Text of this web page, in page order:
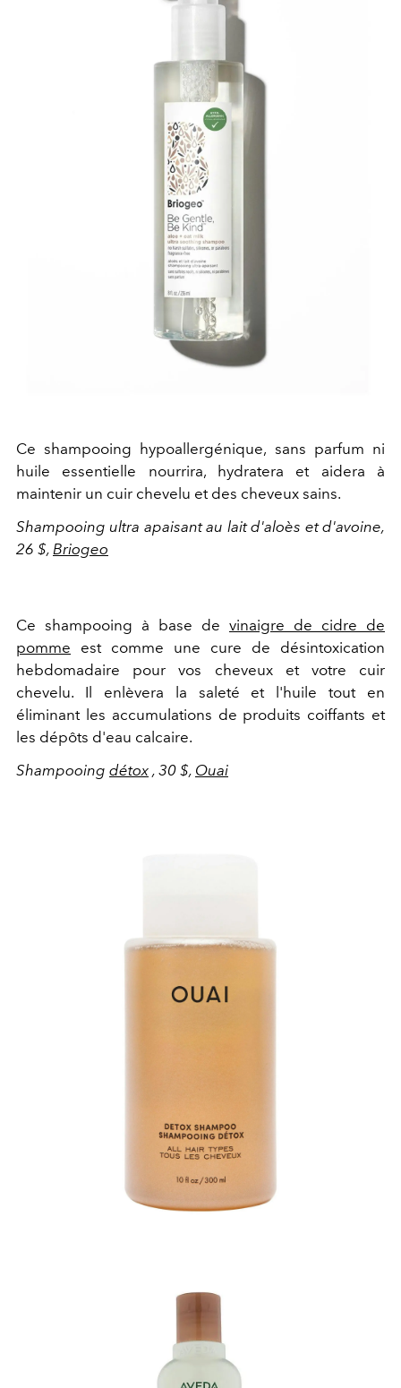
Ce shampooing hypoallergénique, sans parfum ni
huile essentielle nourrira, hydratera et aidera à
maintenir un cuir chevelu et des cheveux sains.
Shampooing ultra apaisant au lait d'aloès et d'avoine,
26 $, Briogeo
Ce shampooing à base de vinaigre de cidre de
pomme est comme une cure de désintoxication
hebdomadaire pour vos cheveux et votre cuir
chevelu. Il enlèvera la saleté et l'huile tout en
éliminant les accumulations de produits coiffants et
les dépôts d'eau calcaire.
Shampooing détox , 30 $, Ouai